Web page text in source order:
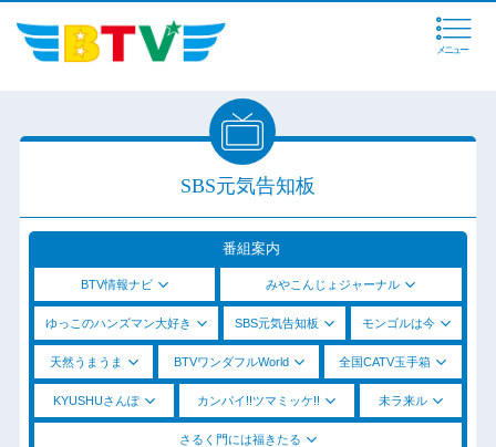
メニュー
SBS元気告知板
番組案内
BTV情報ナビ みやこんじょジャーナル
ゆっこのハンズマン大好き SBS元気告知板 モンゴルは今
天然うまうま BTVワンダフルWorld 全国CATV玉手箱
KYUSHUさんぽ カンパイ!!ツマミッケ!! 未ラ来ル
さるく門には福きたる